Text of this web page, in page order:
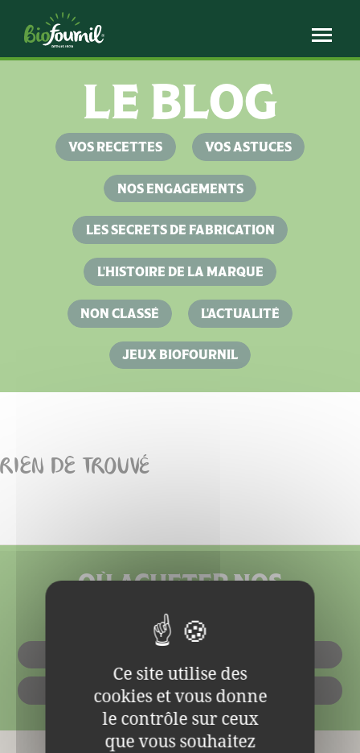
LE BLOG
VOS RECETTES VOS ASTUCES
NOS ENGAGEMENTS
LES SECRETS DE FABRICATION
L'HISTOIRE DE LA MARQUE
NON CLASSÉ L'ACTUALITÉ
JEUX BIOFOURNIL
RIEN DE TROUVÉ
OÙ ACHETER NOS
PRODUITS ?
EN LIGNE
Panneau de gestion des cookies
Ce site utilise des
cookies et vous donne
le contrôle sur ceux
que vous souhaitez